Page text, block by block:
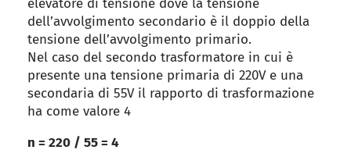
elevatore di tensione dove la tensione
dell’avvolgimento secondario è il doppio della
tensione dell’avvolgimento primario.
Nel caso del secondo trasformatore in cui è
presente una tensione primaria di 220V e una
secondaria di 55V il rapporto di trasformazione
ha come valore 4
n = 220 / 55 = 4